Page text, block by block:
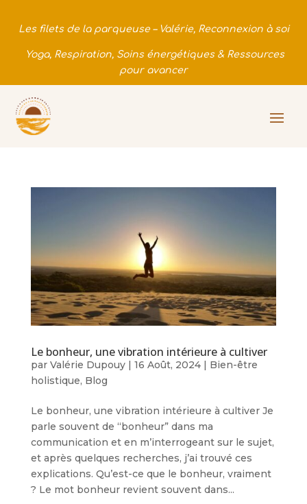
Les filets de la parqueuse – Valérie, Reconnexion à soi
Yoga, Respiration, Soins énergétiques & Ressources
pour avancer
Le bonheur, une vibration intérieure à cultiver
par Valérie Dupouy| 16 Août, 2024| Bien-être
holistique, Blog
Le bonheur, une vibration intérieure à cultiver Je
parle souvent de “bonheur” dans ma
communication et en m’interrogeant sur le sujet,
et après quelques recherches, j’ai trouvé ces
explications. Qu’est-ce que le bonheur, vraiment
? Le mot bonheur revient souvent dans...